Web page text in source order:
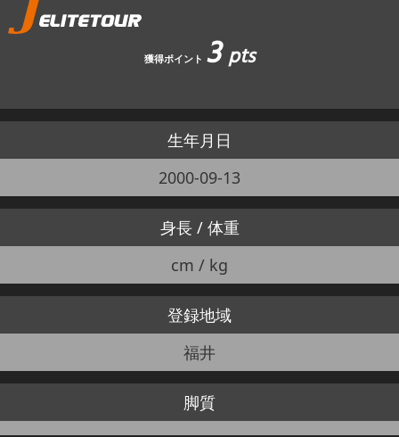
獲得ポイント 3pts
生年月日
2000-09-13
身長 / 体重
cm / kg
登録地域
福井
脚質